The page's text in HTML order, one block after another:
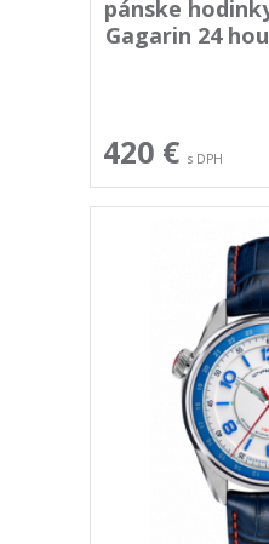
pánske
Gagarin 24
420 € s DPH